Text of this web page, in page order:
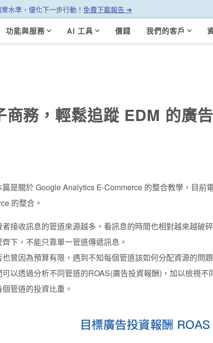
水準，優化下一步行動！ 免費下載報告 ➜
功能與服務 AI 工具 價錢 我們的客戶
務，輕鬆追蹤 EDM 的廣
篇是關於 Google Analytics E-Commerce 的整合教學，目前
的整合。
者接收訊息的管道來源越多，看訊息的時間也相對越來越破
下，不能只靠單一管道傳遞訊息。
曾因為預算有限，遇到不知每個管道該如何分配資源的問
以透過分析不同管道的ROAS(廣告投資報酬)，加以檢視不
管道的投資比重。